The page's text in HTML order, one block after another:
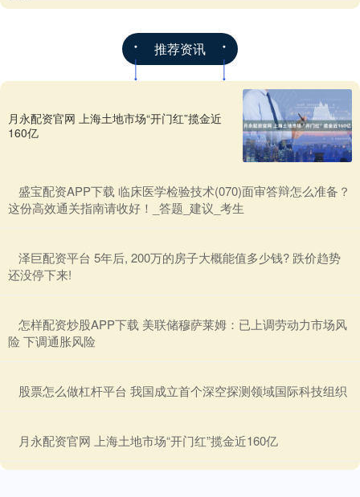
推荐资讯
月永配资官网 上海土地市场“开门红”揽金近
160亿
​盛宝配资APP下载 临床医学检验技术(070)面审答辩怎么准备？
这份高效通关指南请收好！_答题_建议_考生
​泽巨配资平台 5年后, 200万的房子大概能值多少钱? 跌价趋势
还没停下来!
​怎样配资炒股APP下载 美联储穆萨莱姆：已上调劳动力市场风
险 下调通胀风险
​股票怎么做杠杆平台 我国成立首个深空探测领域国际科技组织
​月永配资官网 上海土地市场“开门红”揽金近160亿